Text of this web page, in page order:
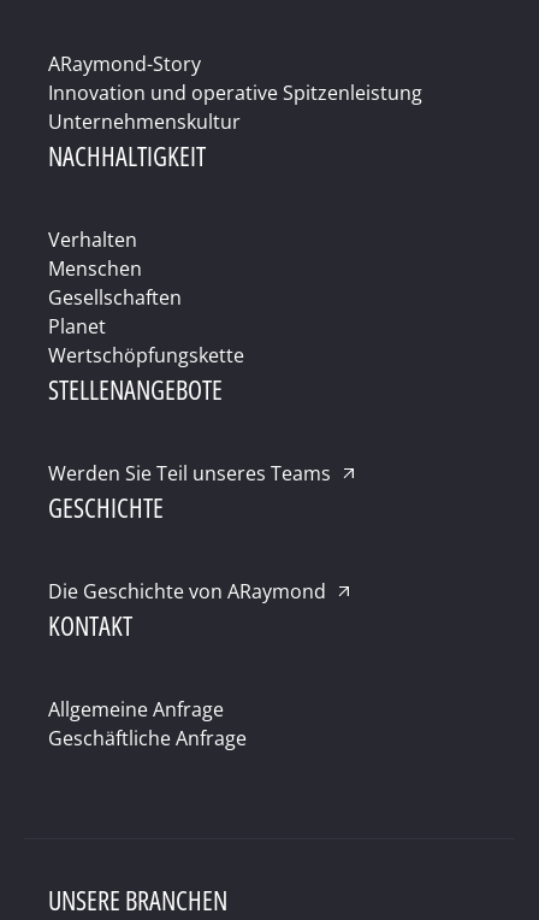
ARaymond-Story
Innovation und operative Spitzenleistung
Unternehmenskultur
NACHHALTIGKEIT
Verhalten
Menschen
Gesellschaften
Planet
Wertschöpfungskette
STELLENANGEBOTE
Werden Sie Teil unseres Teams
GESCHICHTE
Die Geschichte von ARaymond
KONTAKT
Allgemeine Anfrage
Geschäftliche Anfrage
UNSERE BRANCHEN